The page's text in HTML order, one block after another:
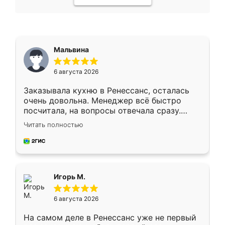
Мальвина
6 августа 2026
Заказывала кухню в Ренессанс, осталась
очень довольна. Менеджер всё быстро
посчитала, на вопросы отвечала сразу.
Замерщик приехал в субботу, подошёл к
делу со всей ответственностью. Собрали
за день, ребята работали аккуратно, даже
Читать полностью
Игорь М.
6 августа 2026
На самом деле в Ренессанс уже не первый